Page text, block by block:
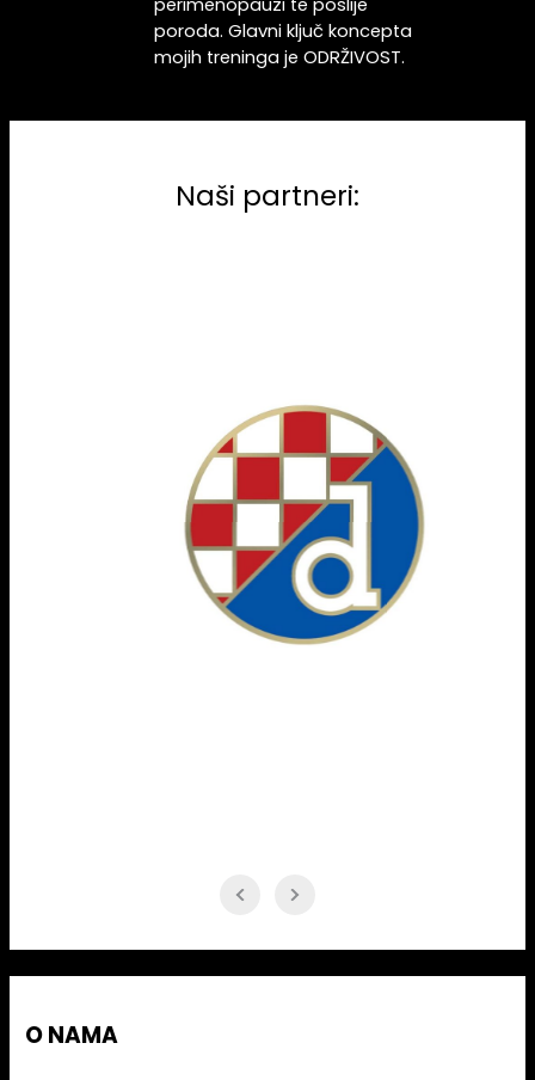
poroda. Glavni ključ koncepta
mojih treninga je ODRŽIVOST.
Naši partneri:
O NAMA